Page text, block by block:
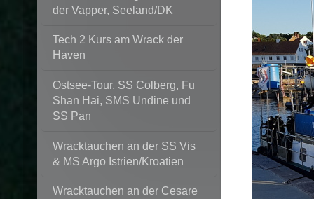
der Vapper, Seeland/DK
Tech 2 Kurs am Wrack der
Haven
Ostsee-Tour, SS Colberg, Fu
Shan Hai, SMS Undine und
SS Pan
Wracktauchen an der SS Vis
& MS Argo Istrien/Kroatien
Wracktauchen an der Cesare